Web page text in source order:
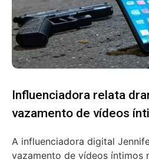
Influenciadora relata
vazamento de vídeos
A influenciadora digital
vazamento de vídeos íntimos